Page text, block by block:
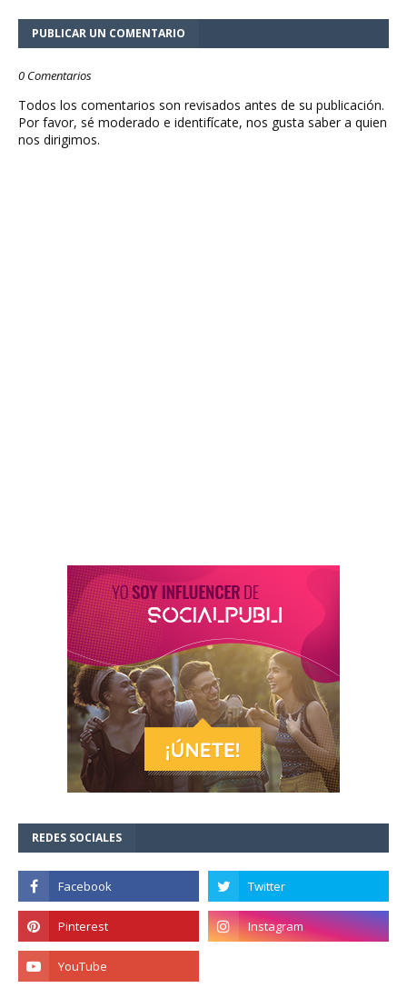
PUBLICAR UN COMENTARIO
0 Comentarios
Todos los comentarios son revisados antes de su publicación.
Por favor, sé moderado e identifícate, nos gusta saber a quien
nos dirigimos.
REDES SOCIALES